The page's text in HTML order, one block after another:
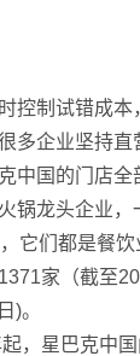
控制试错成本
多企业坚持直
中国的门店全
锅龙头企业，
它们都是餐
家（截至
)。
，星巴克中